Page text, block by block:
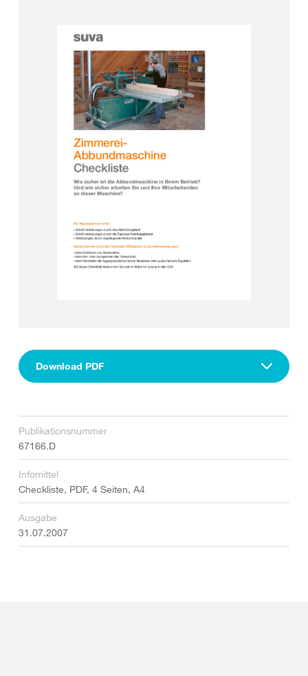
Download PDF
Publikationsnummer
67166.D
Infomittel
Checkliste, PDF, 4 Seiten, A4
Ausgabe
31.07.2007